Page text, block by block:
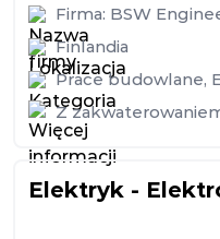
Firma: BSW
Finlandia
Prace budowlane,
Z
Elektryk -